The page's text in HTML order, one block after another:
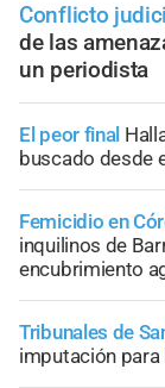
Conflicto
de las
un periodista
El peor final
buscado desde
Femicidio en
inquilinos de
encubrimiento
Tribunales de
imputación para